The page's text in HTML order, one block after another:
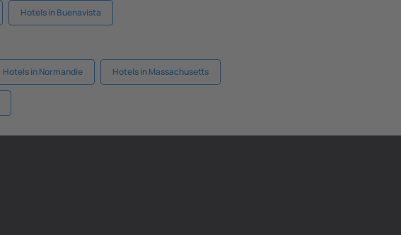
Hotels in Buenavista
Hotels in Normandie Hotels in Massachusetts